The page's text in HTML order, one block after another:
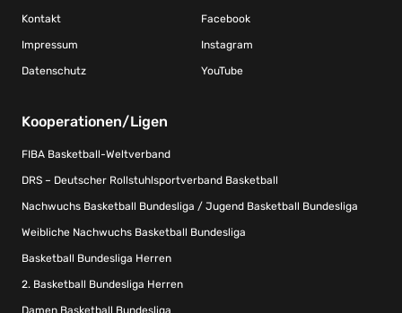
Kontakt
Impressum
Datenschutz
Facebook
Instagram
YouTube
Kooperationen/Ligen
FIBA Basketball-Weltverband
DRS – Deutscher Rollstuhlsportverband Basketball
Nachwuchs Basketball Bundesliga / Jugend Basketball Bundesliga
Weibliche Nachwuchs Basketball Bundesliga
Basketball Bundesliga Herren
2. Basketball Bundesliga Herren
Damen Basketball Bundesliga